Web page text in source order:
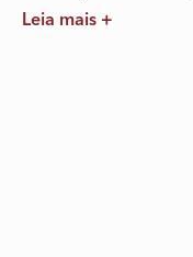
Leia mais +